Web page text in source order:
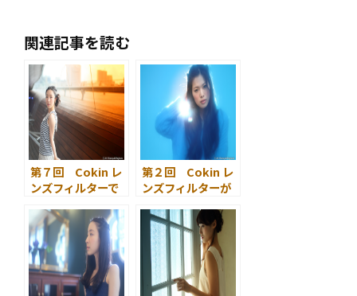
関連記事を読む
第７回 Cokin レ
ンズフィルターで
レート：散歩編
第２回 Cokin レ
ンズフィルターが
幅